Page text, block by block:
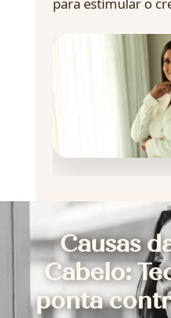
para estimular o
Causas
Cabelo:
ponta